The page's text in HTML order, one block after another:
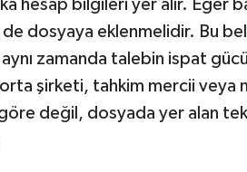
hesap bilgileri yer alır. Eğer
dosyaya eklenmelidir. Bu
zamanda talebin ispat
şirketi, tahkim mercii veya
göre değil, dosyada yer alan